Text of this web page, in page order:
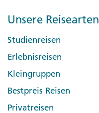
Unsere Reisearten
Studienreisen
Erlebnisreisen
Kleingruppen
Bestpreis Reisen
Privatreisen